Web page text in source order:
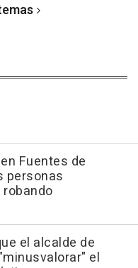
Fuentes de
personas
el alcalde de
el